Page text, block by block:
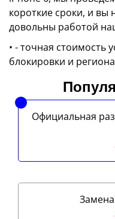
короткие сроки, и вы
довольны работой
• - точная стоимость
блокировки и
Официальная